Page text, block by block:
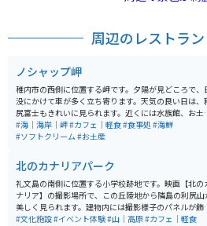
周辺のレストラ
ノシャップ岬
稚内市の西側に位置する岬です。夕陽が見どころで、
没にかけて車が多く立ち寄ります。天気の良い日は、
尻富士もきれいに見られます。近くには水族館、お土
店、高評価の樺太食堂があり、6~8月ごろは、ウニも食
べられます。
#海｜海岸｜岬#カフェ｜軽食#食事処 #海鮮
#ソフトクリーム#お土産
北のカナリアパーク
礼文島の南側に位置する小学校跡地です。映画【北の
ナリア】の撮影場所で、この丘陵地から隣島の利尻山
美しく見られます。建物内には撮影様子のパネルが飾
れ、また、隣接施設にはカフェがオープンしており、お
#文化施設#イベント体験#山｜高原#カフェ｜軽食